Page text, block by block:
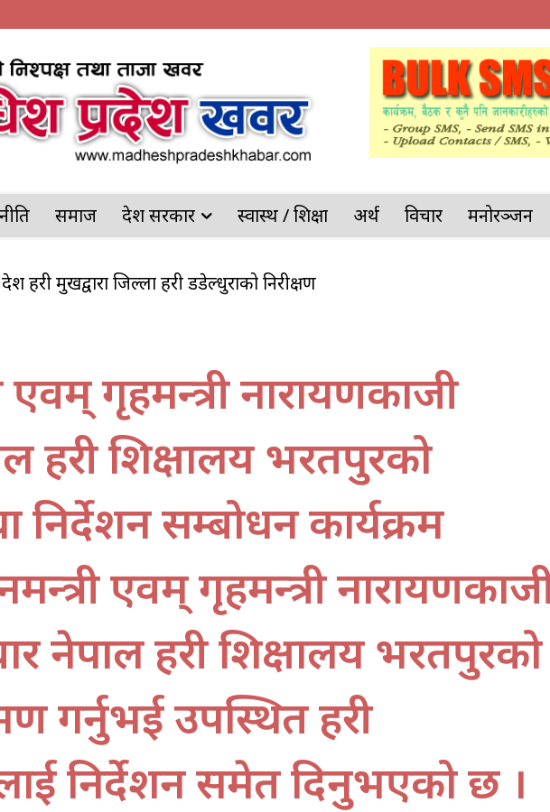
समाज प्रदेश सरकार स्वास्थ / शिक्षा अर्थ विचार मनोरञ्जन
प्रहरी प्रमुखद्वारा जिल्ला प्रहरी डडेल्धुराको निरीक्षण
एवम् गृहमन्त्री नारायणकाजी
प्रहरी शिक्षालय भरतपुरको
निर्देशन सम्बोधन कार्यक्रम
एवम् गृहमन्त्री
नेपाल प्रहरी शिक्षालय भरतपुरको
गर्नुभई उपस्थित प्रहरी
निर्देशन समेत दिनुभएको छ ।